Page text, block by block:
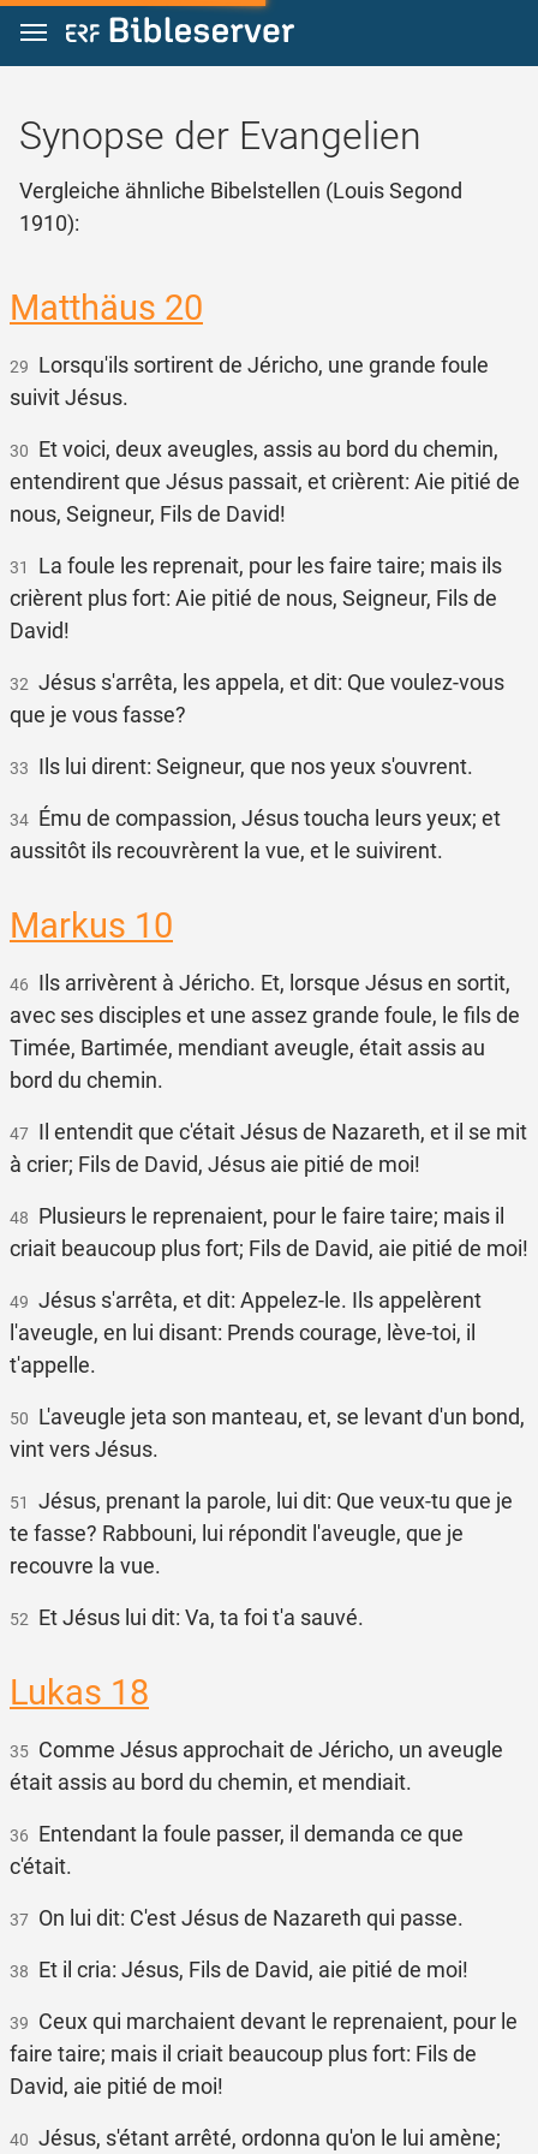
Zum Inhalt springen
Synopse der Evangelien
Vergleiche ähnliche Bibelstellen (Louis Segond
1910):
Matthäus 20
29 Lorsqu'ils sortirent de Jéricho, une grande foule
suivit Jésus.
30 Et voici, deux aveugles, assis au bord du chemin,
entendirent que Jésus passait, et crièrent: Aie pitié de
nous, Seigneur, Fils de David!
31
La foule les reprenait, pour les faire taire; mais ils
crièrent plus fort: Aie pitié de nous, Seigneur, Fils de
David!
32 Jésus s'arrêta, les appela, et dit: Que voulez-vous
que je vous fasse?
33 Ils lui dirent: Seigneur, que nos yeux s'ouvrent.
34 Ému de compassion, Jésus toucha leurs yeux; et
aussitôt ils recouvrèrent la vue, et le suivirent.
Markus 10
46 Ils arrivèrent à Jéricho. Et, lorsque Jésus en sortit,
avec ses disciples et une assez grande foule, le fils de
Timée, Bartimée, mendiant aveugle, était assis au
bord du chemin.
47 Il entendit que c'était Jésus de Nazareth, et il se mit
à crier; Fils de David, Jésus aie pitié de moi!
48 Plusieurs le reprenaient, pour le faire taire; mais il
criait beaucoup plus fort; Fils de David, aie pitié de moi!
49 Jésus s'arrêta, et dit: Appelez-le. Ils appelèrent
l'aveugle, en lui disant: Prends courage, lève-toi, il
t'appelle.
50 L'aveugle jeta son manteau, et, se levant d'un bond,
vint vers Jésus.
51
Jésus, prenant la parole, lui dit: Que veux-tu que je
te fasse? Rabbouni, lui répondit l'aveugle, que je
recouvre la vue.
52 Et Jésus lui dit: Va, ta foi t'a sauvé.
Lukas 18
35 Comme Jésus approchait de Jéricho, un aveugle
était assis au bord du chemin, et mendiait.
36 Entendant la foule passer, il demanda ce que
c'était.
37 On lui dit: C'est Jésus de Nazareth qui passe.
38 Et il cria: Jésus, Fils de David, aie pitié de moi!
39 Ceux qui marchaient devant le reprenaient, pour le
faire taire; mais il criait beaucoup plus fort: Fils de
David, aie pitié de moi!
40 Jésus, s'étant arrêté, ordonna qu'on le lui amène;